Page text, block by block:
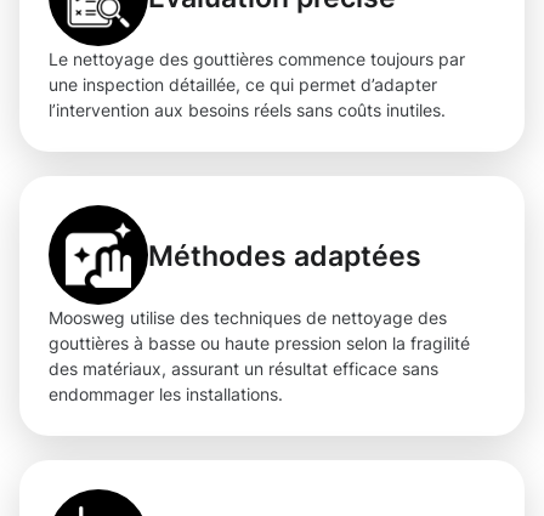
Le nettoyage des gouttières commence toujours par
une inspection détaillée, ce qui permet d’adapter
l’intervention aux besoins réels sans coûts inutiles.
Méthodes adaptées
Moosweg utilise des techniques de nettoyage des
gouttières à basse ou haute pression selon la fragilité
des matériaux, assurant un résultat efficace sans
endommager les installations.